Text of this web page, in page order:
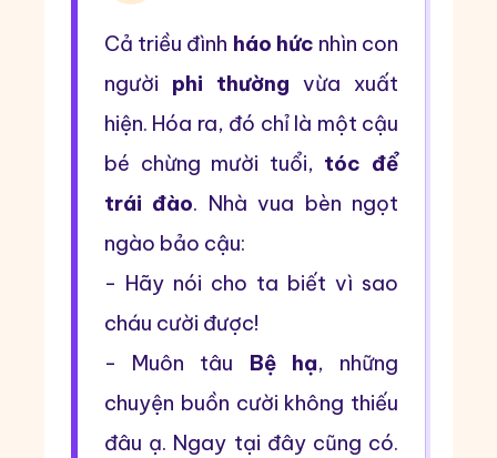
Cả triều đình háo hức nhìn con
người phi thường vừa xuất
hiện. Hóa ra, đó chỉ là một cậu
bé chừng mười tuổi, tóc để
trái đào. Nhà vua bèn ngọt
ngào bảo cậu:
- Hãy nói cho ta biết vì sao
cháu cười được!
- Muôn tâu Bệ hạ, những
chuyện buồn cười không thiếu
đâu ạ. Ngay tại đây cũng có.